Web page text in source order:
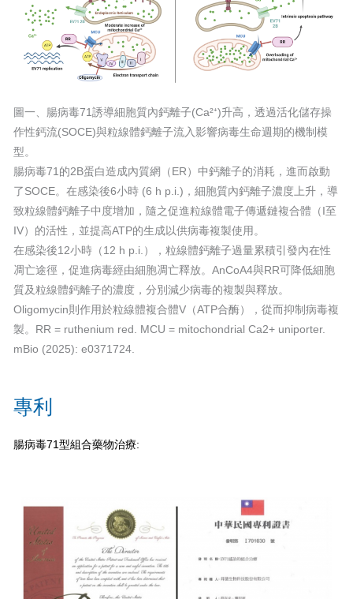
圖一、腸病毒71誘導細胞質內鈣離子(Ca²⁺)升高，透過活化儲存操
作性鈣流(SOCE)與粒線體鈣離子流入影響病毒生命週期的機制模
型。
腸病毒71的2B蛋白造成內質網（ER）中鈣離子的消耗，進而啟動
了SOCE。在感染後6小時 (6 h p.i.)，細胞質內鈣離子濃度上升，導
致粒線體鈣離子中度增加，隨之促進粒線體電子傳遞鏈複合體（I至
IV）的活性，並提高ATP的生成以供病毒複製使用。
在感染後12小時（12 h p.i.），粒線體鈣離子過量累積引發內在性
凋亡途徑，促進病毒經由細胞凋亡釋放。AnCoA4與RR可降低細胞
質及粒線體鈣離子的濃度，分別減少病毒的複製與釋放。
Oligomycin則作用於粒線體複合體V（ATP合酶），從而抑制病毒複
製。RR = ruthenium red. MCU = mitochondrial Ca2+ uniporter.
mBio (2025): e0371724.
專利
腸病毒71型組合藥物治療: